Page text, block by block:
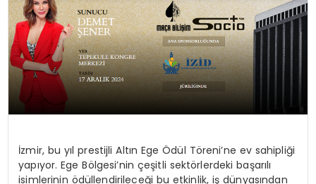
MAGAZIN
SPOR
YAŞAM
İzmir, bu yıl prestijli Altın Ege Ödül Töreni’ne ev sahipliği
yapıyor. Ege Bölgesi’nin çeşitli sektörlerdeki başarılı
isimlerinin ödüllendirileceği bu etkinlik, iş dünyasından